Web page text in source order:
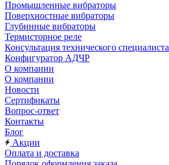
Промышленные вибраторы
Поверхностные вибраторы
Глубинные вибраторы
Термисторное реле
Консультация технического специалиста
Конфигуратор АДЧР
О компании
О компании
Новости
Сертификаты
Вопрос-ответ
Контакты
Блог
Акции
Оплата и доставка